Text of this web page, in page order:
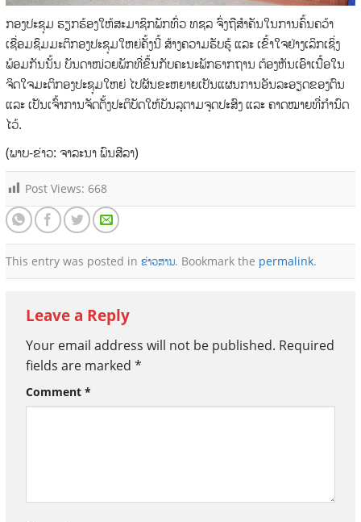
ກອງປະຊຸມ ຮຽກຮ້ອງໃຫ້ສະມາຊິກພັກທົ່ວ ທຊລ ຈົ່ງຖືສໍາຄັນໃນການຄົ້ນຄວ້າ
ເຊື່ອມຊຶມມະຕິກອງປະຊຸມໃຫຍ່ຄັ້ງນີ້ ສ້າງຄວາມຮັບຮູ້ ແລະ ເຂົ້າໃຈຢ່າງເລິກເຊິ່ງ
ພ້ອມກັນນັ້ນ ບັນດາໜ່ວຍພັກທີ່ຂຶ້ນກັບຄະນະພັກຮາກຖານ ຕ້ອງຫັນເອົາເນື້ອໃນ
ຈິດໃຈມະຕິກອງປະຊຸມໃຫຍ່ ໄປຜັນຂະຫຍາຍເປັນແຜນການອັນລະອຽດຂອງຕົນ
ແລະ ເປັນເຈົ້າການຈັດຕັ້ງປະຕິບັດໃຫ້ບັນລຸຕາມຈຸດປະສົງ ແລະ ຄາດໝາຍທີ່ກໍານົດ
ໄວ້.
(ພາບ-ຂ່າວ: ຈາລະນາ ພົນສີລາ)
Post Views: 668
This entry was posted in ຂ່າວສານ. Bookmark the permalink.
Leave a Reply
Your email address will not be published. Required
fields are marked *
Comment *